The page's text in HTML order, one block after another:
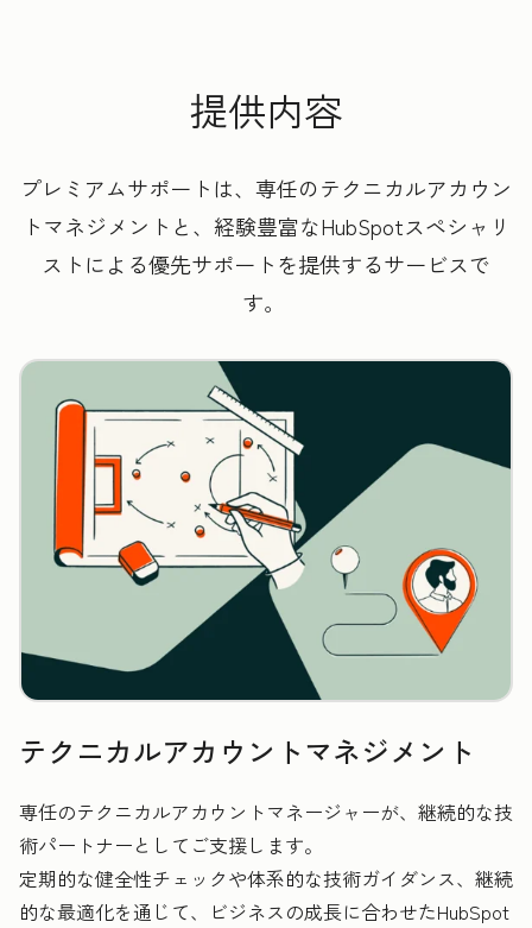
提供内容
プレミアムサポートは、専任のテクニカルアカウン
トマネジメントと、経験豊富なHubSpotスペシャリ
ストによる優先サポートを提供するサービスで
す。
テクニカルアカウントマネジメント
専任のテクニカルアカウントマネージャーが、継続的な技
術パートナーとしてご支援します。
定期的な健全性チェックや体系的な技術ガイダンス、継続
的な最適化を通じて、ビジネスの成長に合わせたHubSpot